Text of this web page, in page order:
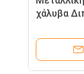
χάλυβα
Σύγχρονο